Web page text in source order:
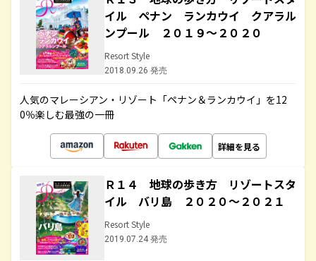
イル ペナン ランカウイ クアラル
ンプール ２０１９～２０２０
Resort Style
2018.09.26 発売
人気のマレーシアン・リゾート「ペナン＆ランカウイ」を12
0％楽しむ最強の一冊
詳細を見る
Ｒ１４ 地球の歩き方 リゾートスタ
イル バリ島 ２０２０～２０２１
Resort Style
2019.07.24 発売